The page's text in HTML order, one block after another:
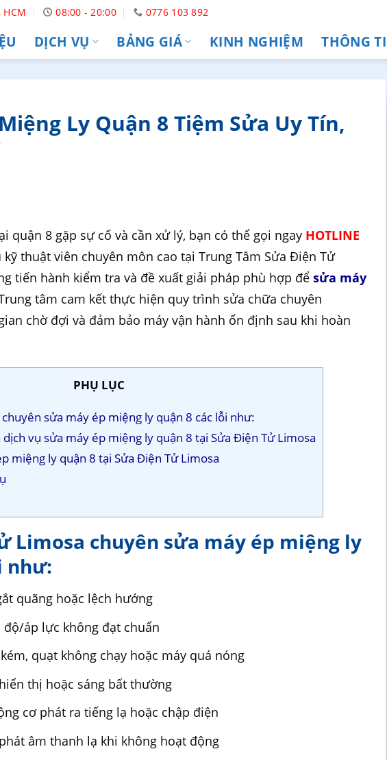
08:00 - 20:00 0776 103 892
DỊCH VỤ BẢNG GIÁ KINH NGHIỆM THÔNG
Ly Quận 8 Tiệm Sửa Uy Tín,
quận 8 gặp sự cố và cần xử lý, bạn có thể gọi ngay HOTLINE
thuật viên chuyên môn cao tại Trung Tâm Sửa Điện Tử
tiến hành kiểm tra và đề xuất giải pháp phù hợp đểsửa máy
tâm cam kết thực hiện quy trình sửa chữa chuyên
chờ đợi và đảm bảo máy vận hành ổn định sau khi hoàn
PHỤ LỤC
sửa máy ép miệng ly quận 8 các lỗi như:
vụ sửa máy ép miệng ly quận 8 tại Sửa Điện Tử Limosa
miệng ly quận 8 tại Sửa Điện Tử Limosa
Limosa chuyên sửa máy ép miệng ly
như:
quãng hoặc lệch hướng
độ/áp lực không đạt chuẩn
quạt không chạy hoặc máy quá nóng
thị hoặc sáng bất thường
cơ phát ra tiếng lạ hoặc chập điện
âm thanh lạ khi không hoạt động